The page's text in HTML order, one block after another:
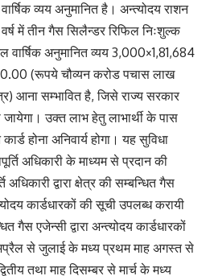
व्यय अनुमानित है। अन्त्योदय राशन
वर्ष में तीन गैस सिलैन्डर रिफिल निःशुल्क
वार्षिक अनुमानित व्यय 3,000×1,81,684
(रूपये चौव्यन करोड पचास लाख
आना सम्भावित है, जिसे राज्य सरकार
जायेगा। उक्त लाभ हेतु लाभार्थी के पास
होना अनिवार्य होगा। यह सुविधा
अधिकारी के माध्यम से प्रदान की
अधिकारी द्वारा क्षेत्र की सम्बन्धित गैस
कार्डधारकों की सूची उपलब्ध करायी
गैस एजेन्सी द्वारा अन्त्योदय कार्डधारकों
अप्रैल से जुलाई के मध्य प्रथम माह अगस्त से
तथा माह दिसम्बर से मार्च के मध्य